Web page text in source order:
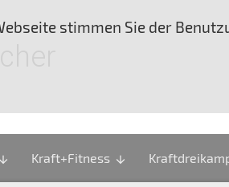
arrow_downward Kraft+Fitness arrow_downward
stimmen Sie der